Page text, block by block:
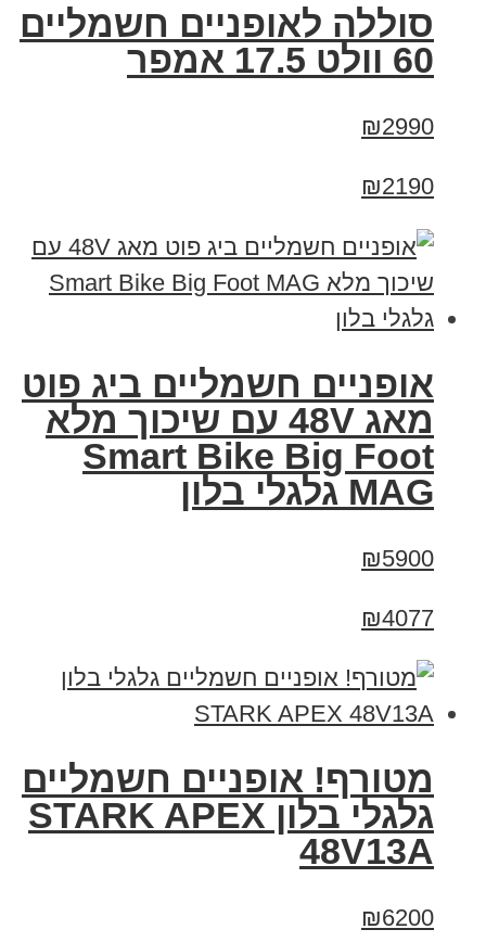
סוללה לאופניים חשמליים
60 וולט 17.5 אמפר
₪2990
₪2190
אופניים חשמליים ביג פוט
מאג 48V עם שיכוך מלא
Smart Bike Big Foot
MAG גלגלי בלון
₪5900
₪4077
מטורף! אופניים חשמליים
גלגלי בלון STARK APEX
48V13A
₪6200